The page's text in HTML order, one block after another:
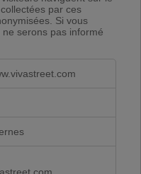
par ces
Si vous
serons pas informé